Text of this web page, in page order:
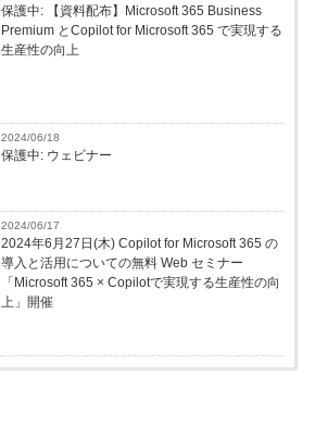
保護中: 【資料配布】Microsoft 365 Business
Premium とCopilot for Microsoft 365 で実現する
生産性の向上
2024/06/18
保護中: ウェビナー
2024/06/17
2024年6月27日(木) Copilot for Microsoft 365 の
導入と活用についての無料 Web セミナー
「Microsoft 365 × Copilotで実現する生産性の向
上」開催